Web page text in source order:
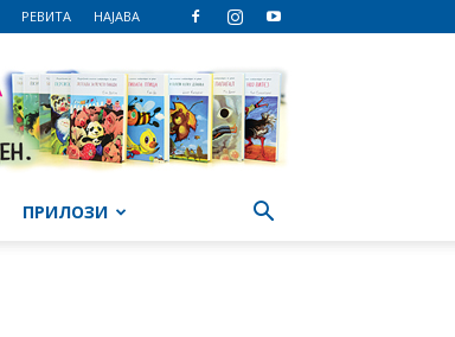
РЕВИТА НАЈАВА
ПРИЛОЗИ